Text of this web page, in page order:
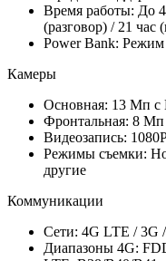
Время работы: До
(разговор) / 21 час
Power Bank: Режим
Камеры
Основная: 13 Мп
Фронтальная: 8 Мп
Видеозапись:
Режимы съемки:
другие
Коммуникации
Сети: 4G LTE / 3G
Диапазоны 4G: